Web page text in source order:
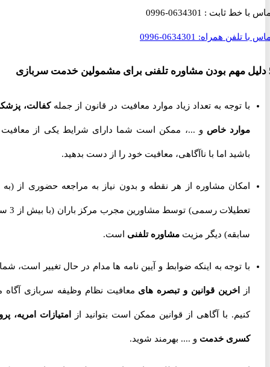
با خط ثابت :0634301-0996
تلفن همراه:0634301-0996
با توجه به تعداد زیاد موارد معافیت در قانون از جملهکفالت، پزشکی،
موارد خاصو ...، ممکن است شما دارای شرایط یکی از معافیت ها
باشید اما با ناآگاهی، معافیت خود را از دست بدهید.
امکان مشاوره از هر نقطه و بدون نیاز به مراجعه حضوری از (به جز
تعطیلات رسمی) توسط مشاورین مجرب مرکز باران (با بیش از 3 سال
سابقه) دیگر مزیت مشاوره تلفنیاست.
با توجه به اینکه ضوابط و آیین نامه ها مدام در حال تغییر است، شما را
اخرین قوانین و تبصره هایمعافیت نظام وظیفه سربازی آگاه می
کنیم. با آگاهی از قوانین ممکن است بتوانید ازامتیازات امریه، پروژه
کسری خدمتو .... بهرمند شوید.